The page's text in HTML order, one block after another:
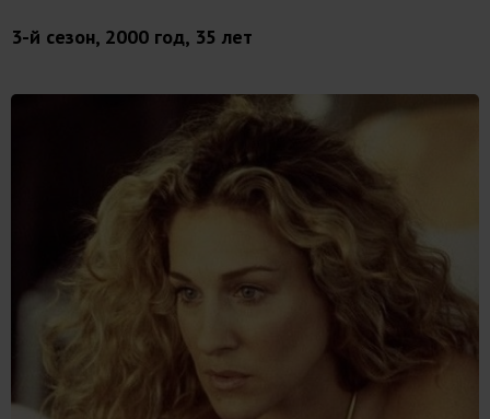
3-й сезон, 2000 год, 35 лет